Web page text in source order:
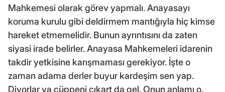
Mahkemesi olarak görev yapmalı. Anayasayı
koruma kurulu gibi deldirmem mantığıyla hiç kimse
hareket etmemelidir. Bunun ayrıntısını da zaten
siyasi irade belirler. Anayasa Mahkemeleri idarenin
takdir yetkisine karışmaması gerekiyor. İşte o
zaman adama derler buyur kardeşim sen yap.
Diyorlar ya cüppeni çıkart da gel. Onun anlamı o.